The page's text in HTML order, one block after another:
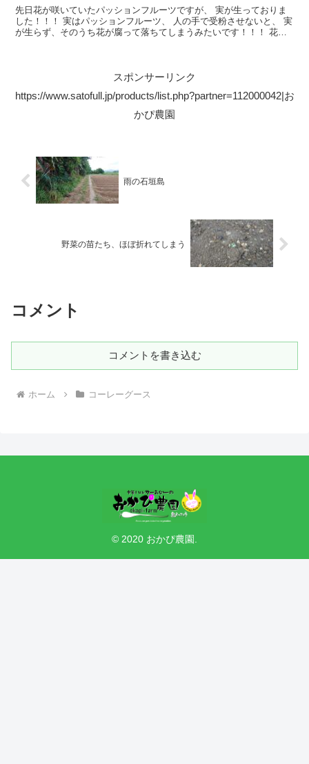
先日花が咲いていたパッションフルーツですが、 実が生っておりま
した！！！ 実はパッションフルーツ、 人の手で受粉させないと、 実
が生らず、そのうち花が腐って落ちてしまうみたいです！！！ 花は2
スポンサーリンク
https://www.satofull.jp/products/list.php?partner=112000042|お
かぴ農園
雨の石垣島
野菜の苗たち、ほぼ折れてしまう
コメント
コメントを書き込む
ホーム コーレーグース
© 2020 おかぴ農園.